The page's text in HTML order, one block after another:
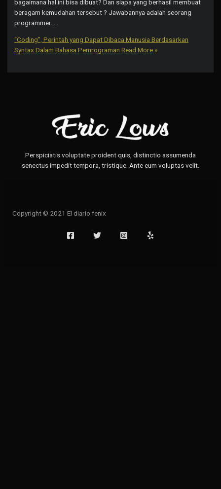
bagaimana hal ini bisa dibuat? Dan siapa yang berhasil membuat
beragam kemudahan tersebut ? Jawabannya adalah seorang
programmer. …
“Coding”, Perintah yang Dapat Dibaca Manusia Berdasarkan
Syntax Dalam Bahasa Pemrograman Read More »
Perspiciatis voluptate proident quis, distinctio assumenda
senectus impedit tempora, tristique. Ante eum voluptas velit.
Copyright © 2021 El diario fenix